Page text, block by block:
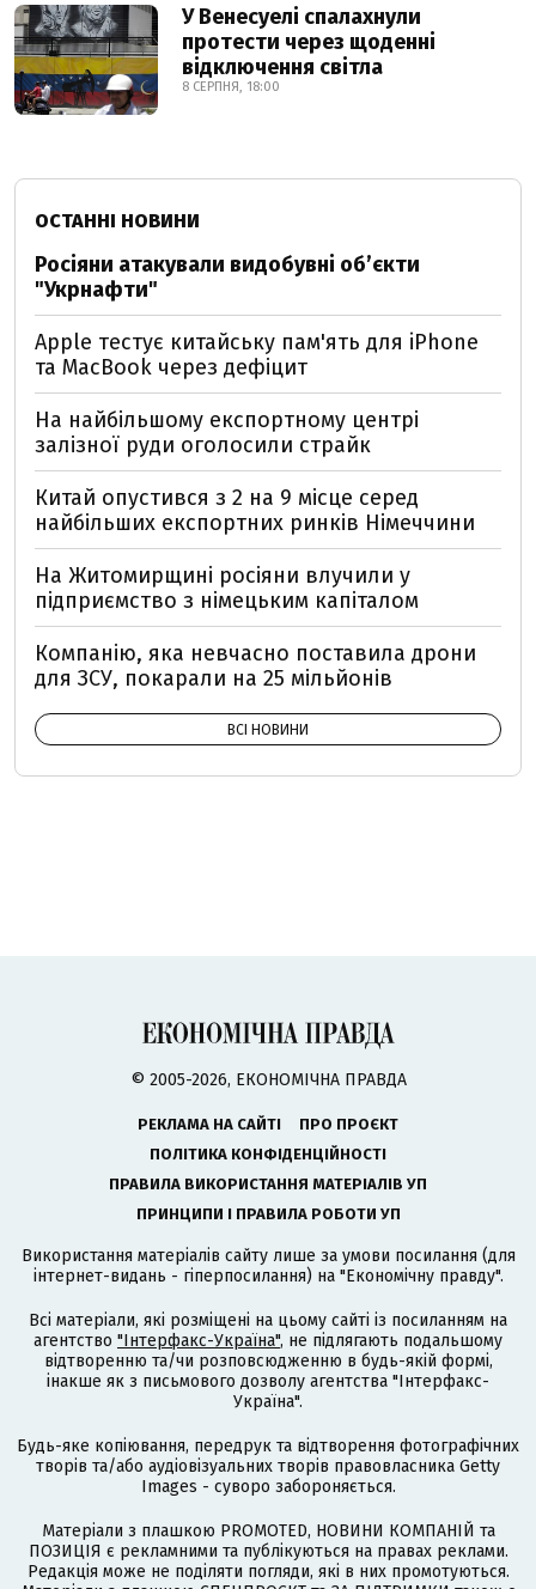
У Венесуелі спалахнули
протести через щоденні
відключення світла
8 СЕРПНЯ, 18:00
ОСТАННІ НОВИНИ
Росіяни атакували видобувні обʼєкти
"Укрнафти"
Apple тестує китайську пам'ять для iPhone
та MacBook через дефіцит
На найбільшому експортному центрі
залізної руди оголосили страйк
Китай опустився з 2 на 9 місце серед
найбільших експортних ринків Німеччини
На Житомирщині росіяни влучили у
підприємство з німецьким капіталом
Компанію, яка невчасно поставила дрони
для ЗСУ, покарали на 25 мільйонів
ВСІ НОВИНИ
© 2005-2026, ЕКОНОМІЧНА ПРАВДА
РЕКЛАМА НА САЙТІ
ПРО ПРОЄКТ
ПОЛІТИКА КОНФІДЕНЦІЙНОСТІ
ПРАВИЛА ВИКОРИСТАННЯ МАТЕРІАЛІВ УП
ПРИНЦИПИ І ПРАВИЛА РОБОТИ УП
Використання матеріалів сайту лише за умови посилання (для
інтернет-видань - гіперпосилання) на "Економічну правду".
Всі матеріали, які розміщені на цьому сайті із посиланням на
агентство "Інтерфакс-Україна", не підлягають подальшому
відтворенню та/чи розповсюдженню в будь-якій формі,
інакше як з письмового дозволу агентства "Інтерфакс-
Україна".
Будь-яке копіювання, передрук та відтворення фотографічних
творів та/або аудіовізуальних творів правовласника Getty
Images - суворо забороняється.
Матеріали з плашкою PROMOTED, НОВИНИ КОМПАНІЙ та
ПОЗИЦІЯ є рекламними та публікуються на правах реклами.
Редакція може не поділяти погляди, які в них промотуються.